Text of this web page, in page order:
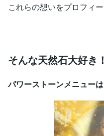
これらの想いをプロフィ
そんな天然石大好き
パワーストーンメニュー